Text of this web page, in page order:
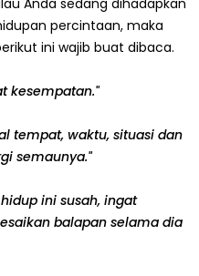
Anda sedang dihadapkan
percintaan, maka
ini wajib buat dibaca.
kesempatan."
tempat, waktu, situasi dan
semaunya."
ini susah, ingat
balapan selama dia